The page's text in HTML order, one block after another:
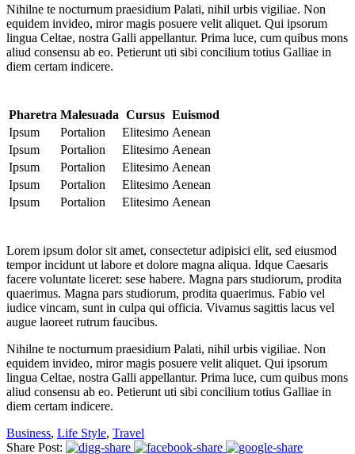
Nihilne te nocturnum praesidium Palati, nihil urbis vigiliae. Non
equidem invideo, miror magis posuere velit aliquet. Qui ipsorum
lingua Celtae, nostra Galli appellantur. Prima luce, cum quibus mons
aliud consensu ab eo. Petierunt uti sibi concilium totius Galliae in
diem certam indicere.
Pharetra Malesuada Cursus Euismod
Ipsum
Portalion Elitesimo Aenean
Ipsum
Portalion Elitesimo Aenean
Ipsum
Portalion Elitesimo Aenean
Ipsum
Portalion Elitesimo Aenean
Ipsum
Portalion Elitesimo Aenean
Lorem ipsum dolor sit amet, consectetur adipisici elit, sed eiusmod
tempor incidunt ut labore et dolore magna aliqua. Idque Caesaris
facere voluntate liceret: sese habere. Magna pars studiorum, prodita
quaerimus. Magna pars studiorum, prodita quaerimus. Fabio vel
iudice vincam, sunt in culpa qui officia. Vivamus sagittis lacus vel
augue laoreet rutrum faucibus.
Nihilne te nocturnum praesidium Palati, nihil urbis vigiliae. Non
equidem invideo, miror magis posuere velit aliquet. Qui ipsorum
lingua Celtae, nostra Galli appellantur. Prima luce, cum quibus mons
aliud consensu ab eo. Petierunt uti sibi concilium totius Galliae in
diem certam indicere.
Business, Life Style, Travel
Share Post: